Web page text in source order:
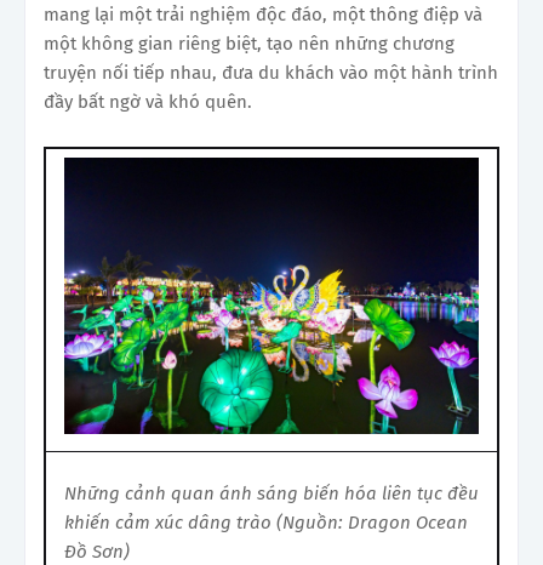
mang lại một trải nghiệm độc đáo, một thông điệp và
một không gian riêng biệt, tạo nên những chương
truyện nối tiếp nhau, đưa du khách vào một hành trình
đầy bất ngờ và khó quên.
Những cảnh quan ánh sáng biến hóa liên tục đều
khiến cảm xúc dâng trào (Nguồn: Dragon Ocean
Đồ Sơn)